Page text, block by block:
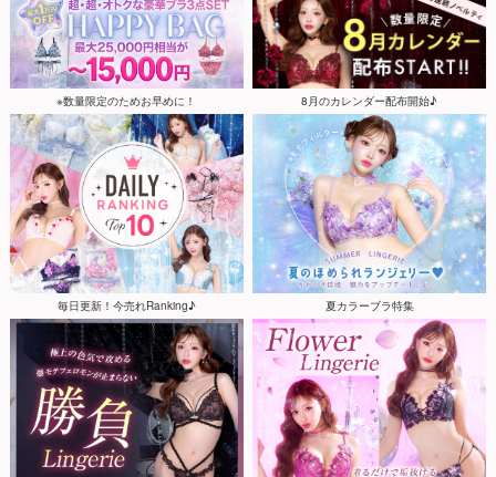
※数量限定のためお早めに！ 8月のカレンダー配布開始♪
毎日更新！今売れRanking♪ 夏カラーブラ特集